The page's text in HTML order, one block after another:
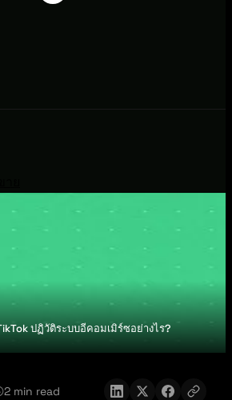
ปฏิวัติระบบอีคอมเมิร์ซอย่างไร?
2 min read